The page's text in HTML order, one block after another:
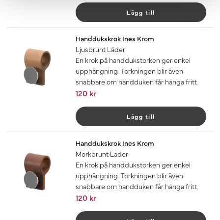
Lägg till
Handdukskrok Ines Krom
Ljusbrunt Läder
En krok på handdukstorken ger enkel
upphängning. Torkningen blir även
snabbare om handduken får hänga fritt.
120 kr
Lägg till
Handdukskrok Ines Krom
Mörkbrunt Läder
En krok på handdukstorken ger enkel
upphängning. Torkningen blir även
snabbare om handduken får hänga fritt.
120 kr